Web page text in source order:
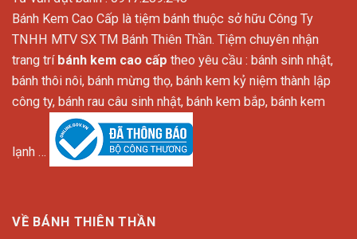
Bánh Kem Cao Cấp là tiệm bánh thuộc sở hữu Công Ty
TNHH MTV SX TM Bánh Thiên Thần. Tiệm chuyên nhận
trang trí bánh kem cao cấp theo yêu cầu : bánh sinh nhật,
bánh thôi nôi, bánh mừng thọ, bánh kem kỷ niệm thành lập
công ty, bánh rau câu sinh nhật, bánh kem bắp, bánh kem
lạnh …
VỀ BÁNH THIÊN THẦN